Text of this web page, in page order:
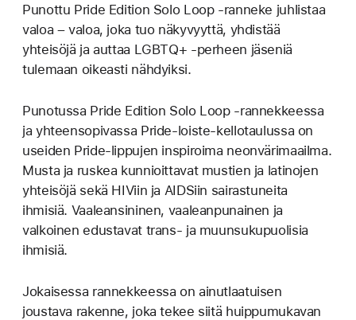
Punottu Pride Edition Solo Loop ‑ranneke juhlistaa
valoa – valoa, joka tuo näkyvyyttä, yhdistää
yhteisöjä ja auttaa LGBTQ+ ‑perheen jäseniä
tulemaan oikeasti nähdyiksi.
Punotussa Pride Edition Solo Loop ‑rannekkeessa
ja yhteensopivassa Pride-loiste-kellotaulussa on
useiden Pride-lippujen inspiroima neonvärimaailma.
Musta ja ruskea kunnioittavat mustien ja latinojen
yhteisöjä sekä HIViin ja AIDSiin sairastuneita
ihmisiä. Vaaleansininen, vaaleanpunainen ja
valkoinen edustavat trans‑ ja muunsukupuolisia
ihmisiä.
Jokaisessa rannekkeessa on ainutlaatuisen
joustava rakenne, joka tekee siitä huippu­mukavan